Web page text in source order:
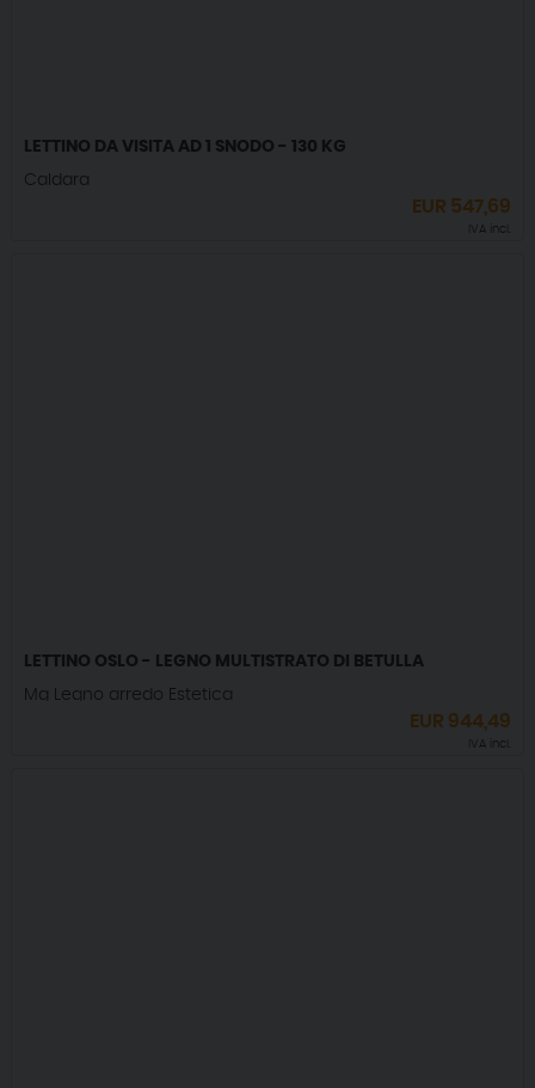
LETTINO DA VISITA AD 1 SNODO - 130 KG
Caldara
EUR 547,69
IVA incl.
LETTINO OSLO - LEGNO MULTISTRATO DI BETULLA
Mg Legno arredo Estetica
EUR 944,49
IVA incl.